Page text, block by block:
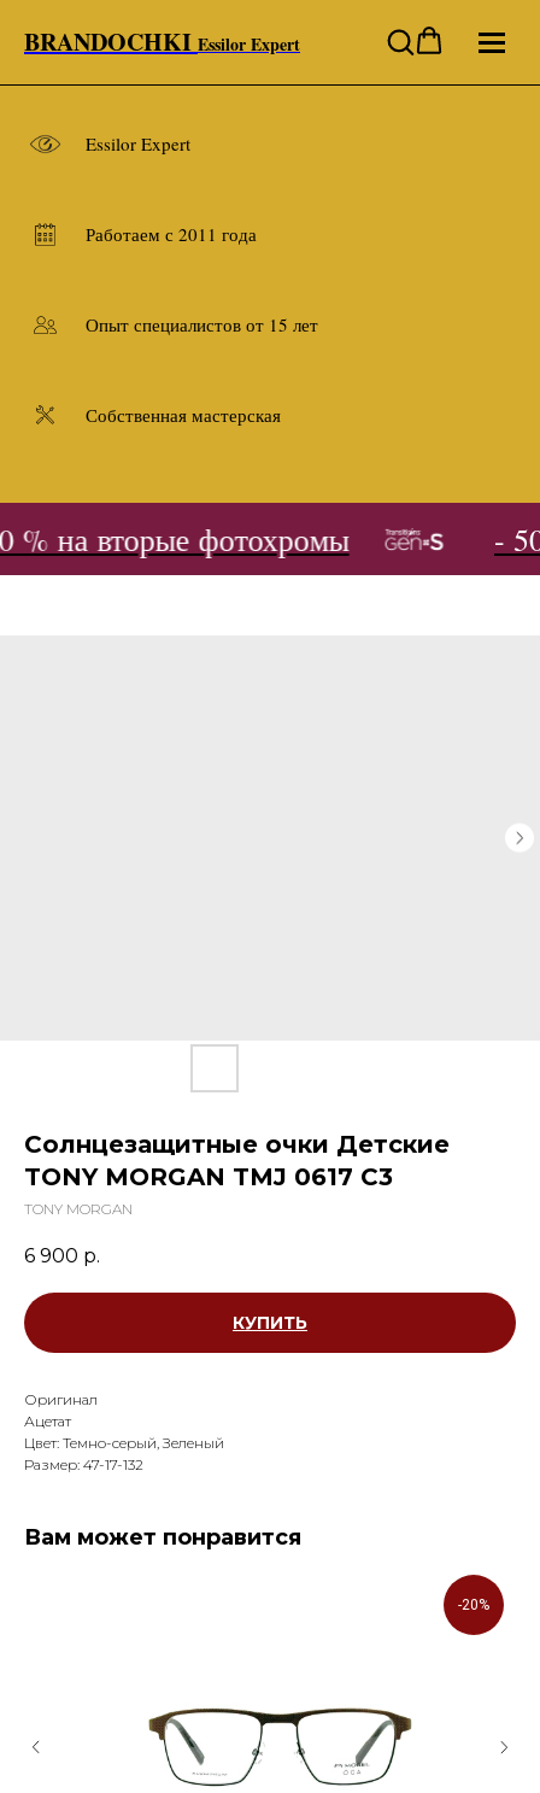
BRANDOCHKI Essilor Expert
Essilor Expert
Работаем с 2011 года
Опыт специалистов от 15 лет
Собственная мастерская
на вторые фотохромы -
Солнцезащитные очки Детские
TONY MORGAN TMJ 0617 С3
TONY MORGAN
6 900 р.
КУПИТЬ
Оригинал
Ацетат
Цвет: Темно-серый, Зеленый
Размер: 47-17-132
Вам может понравится
-20%